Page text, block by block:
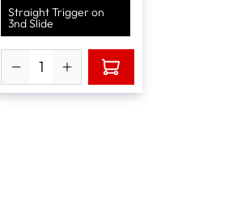
Straight Trigger on
3nd Slide